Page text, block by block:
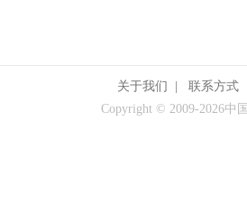
关于我们 |联系方式
Copyright © 2009-2026中